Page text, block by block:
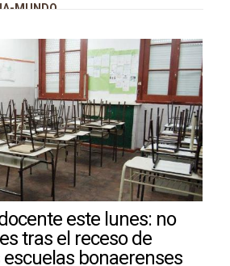
MUNDO
este lunes: no
tras el receso de
bonaerenses